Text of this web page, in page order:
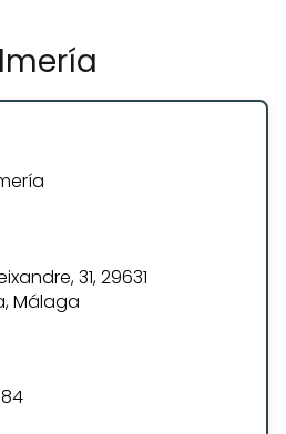
31, 29631
Málaga